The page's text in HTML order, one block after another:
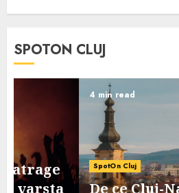
SPOTON CLUJ
SpotOn Cluj
De ce Cluj-Napoca a